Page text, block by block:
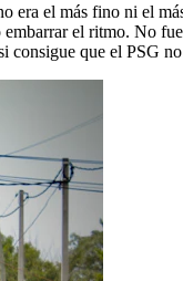
era el más fino ni el
el ritmo. No
que el PSG